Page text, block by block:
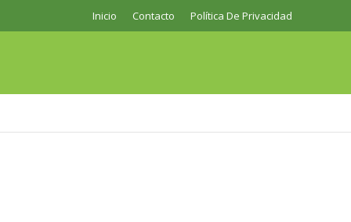
Inicio Contacto Política De Privacidad